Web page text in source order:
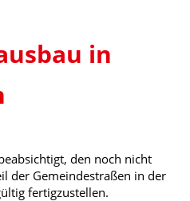
in
den noch nicht
der Gemeindestraßen in der
fertigzustellen.